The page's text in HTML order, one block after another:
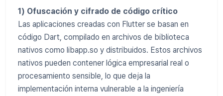
1) Ofuscación y cifrado de código crítico
Las aplicaciones creadas con Flutter se basan en
código Dart, compilado en archivos de biblioteca
nativos como libapp.so y distribuidos. Estos archivos
nativos pueden contener lógica empresarial real o
procesamiento sensible, lo que deja la
implementación interna vulnerable a la ingeniería